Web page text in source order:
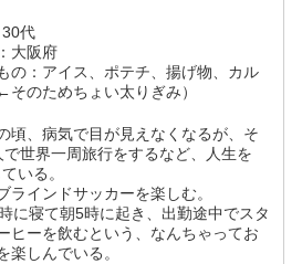
代
大阪府
の：アイス、ポテチ、揚げ物、カル
そのためちょい太りぎみ）
頃、病気で目が見えなくなるが、そ
で世界一周旅行をするなど、人生を
いる。
ラインドサッカーを楽しむ。
に寝て朝5時に起き、出勤途中でスタ
ヒーを飲むという、なんちゃってお
楽しんでいる。